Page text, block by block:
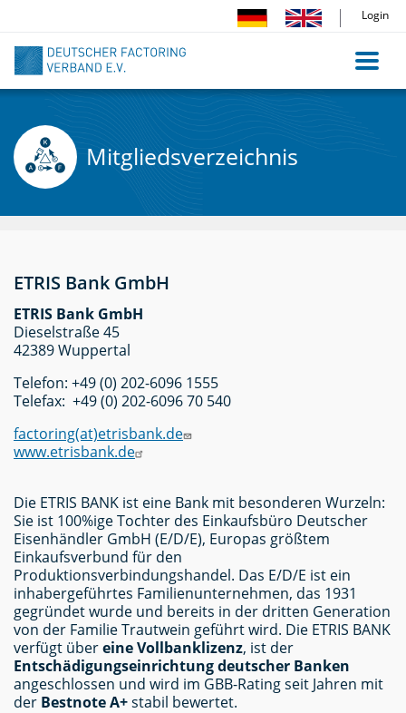
Inhalt
Login
Mitgliedsverzeichnis
ETRIS Bank GmbH
ETRIS Bank GmbH
Dieselstraße 45
42389 Wuppertal
Telefon: +49 (0) 202-6096 1555
Telefax: +49 (0) 202-6096 70 540
factoring(at)etrisbank.de
www.etrisbank.de
Die ETRIS BANK ist eine Bank mit besonderen Wurzeln:
Sie ist 100%ige Tochter des Einkaufsbüro Deutscher
Eisenhändler GmbH (E/D/E), Europas größtem
Einkaufsverbund für den
Produktionsverbindungshandel. Das E/D/E ist ein
inhabergeführtes Familienunternehmen, das 1931
gegründet wurde und bereits in der dritten Generation
von der Familie Trautwein geführt wird. Die ETRIS BANK
verfügt übereine Vollbanklizenz, ist der
Entschädigungseinrichtung deutscher Banken
angeschlossen und wird im GBB-Rating seit Jahren mit
der Bestnote A+stabil bewertet.